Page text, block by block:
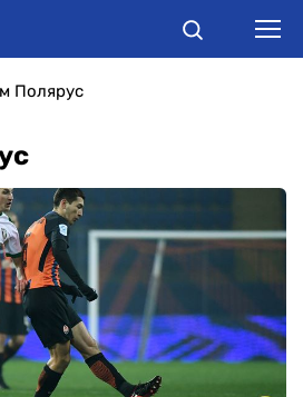
Полярус